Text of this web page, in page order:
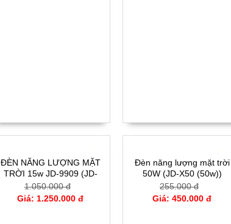
ĐÈN NĂNG LƯỢNG MẶT
TRỜI 15w JD-9909 (JD-
9909 (15w))
1.050.000 đ
Giá: 1.250.000 đ
Đèn năng lượng mặt trời
50W (JD-X50 (50w))
255.000 đ
Giá: 450.000 đ